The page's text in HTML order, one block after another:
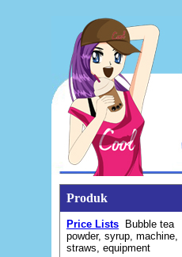
Produk
Price Lists Bubble tea
powder, syrup, machine,
straws, equipment